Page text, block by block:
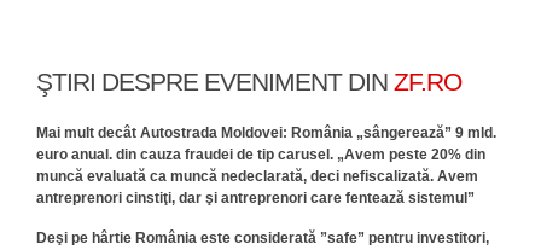
ŞTIRI DESPRE EVENIMENT DIN ZF.RO
Mai mult decât Autostrada Moldovei: România „sângerează” 9 mld.
euro anual. din cauza fraudei de tip carusel. „Avem peste 20% din
muncă evaluată ca muncă nedeclarată, deci nefiscalizată. Avem
antreprenori cinstiţi, dar şi antreprenori care fentează sistemul”
Deşi pe hârtie România este considerată ”safe” pentru investitori,